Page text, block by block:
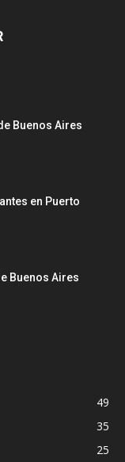
Buenos Aires
en Puerto
Buenos Aires
49
35
25